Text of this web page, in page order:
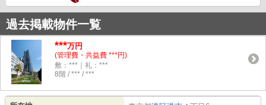
過去掲載物件一覧
***万円
(管理費・共益費 ***円)
敷：***｜礼：***
8階 / *** / ***